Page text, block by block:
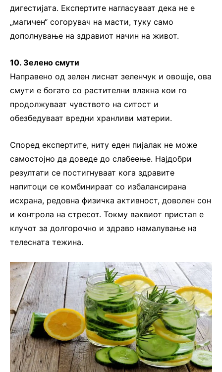
дигестијата. Експертите нагласуваат дека не е
„магичен“ согорувач на масти, туку само
дополнување на здравиот начин на живот.
10. Зелено смути
Направено од зелен лиснат зеленчук и овошје, ова
смути е богато со растителни влакна кои го
продолжуваат чувството на ситост и
обезбедуваат вредни хранливи материи.
Според експертите, ниту еден пијалак не може
самостојно да доведе до слабеење. Најдобри
резултати се постигнуваат кога здравите
напитоци се комбинираат со избалансирана
исхрана, редовна физичка активност, доволен сон
и контрола на стресот. Токму ваквиот пристап е
клучот за долгорочно и здраво намалување на
телесната тежина.